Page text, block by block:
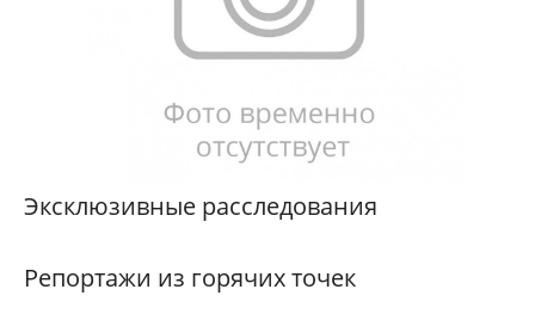
Эксклюзивные расследования
Репортажи из горячих точек